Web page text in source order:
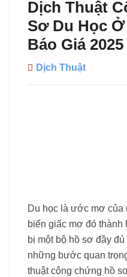
Dịch Thuật
Sơ Du Học
Báo Giá 2025
Dịch Thuật
Du học là ước mơ
biến giấc mơ đó thành
bị một bộ hồ sơ đầy
những bước quan
thuật công chứng hồ